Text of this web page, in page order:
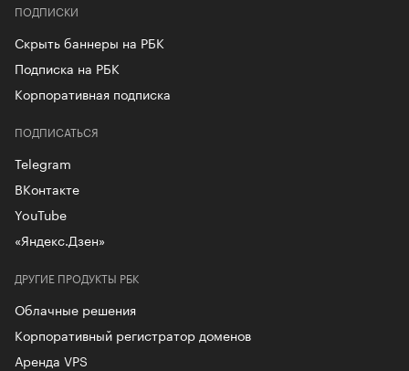
ПОДПИСКИ
Скрыть баннеры на РБК
Подписка на РБК
Корпоративная подписка
ДРУГИЕ ПРОДУКТЫ РБК
Облачные решения
Корпоративный регистратор доменов
Аренда VPS
ПОДПИСАТЬСЯ
Telegram
ВКонтакте
YouTube
«Яндекс.Дзен»